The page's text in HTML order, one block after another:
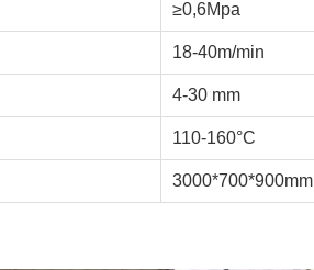
≥0,6Mpa
18-40m/min
4-30 mm
110-160°C
3000*700*900mm